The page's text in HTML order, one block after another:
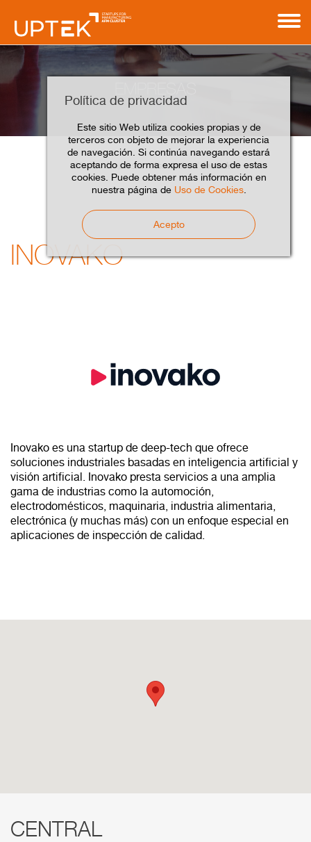
Política de privacidad
Este sitio Web utiliza cookies propias y de
terceros con objeto de mejorar la experiencia
de navegación. Si continúa navegando estará
aceptando de forma expresa el uso de estas
cookies. Puede obtener más información en
nuestra página de Uso de Cookies.
Acepto
Home Empresas Asociados Inovako
INOVAKO
Inovako es una startup de deep-tech que ofrece
soluciones industriales basadas en inteligencia artificial y
visión artificial. Inovako presta servicios a una amplia
gama de industrias como la automoción,
electrodomésticos, maquinaria, industria alimentaria,
electrónica (y muchas más) con un enfoque especial en
aplicaciones de inspección de calidad.
CENTRAL
RED COMERCIAL